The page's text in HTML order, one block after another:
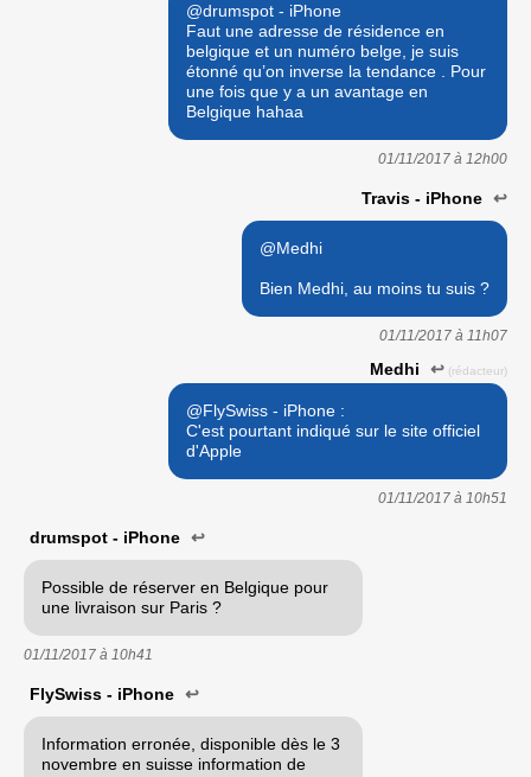
@drumspot - iPhone
Faut une adresse de résidence en
belgique et un numéro belge, je suis
étonné qu’on inverse la tendance . Pour
une fois que y a un avantage en
Belgique hahaa
01/11/2017 à 12h00
Travis - iPhone ↩
@Medhi
Bien Medhi, au moins tu suis ?
01/11/2017 à 11h07
Medhi ↩ (rédacteur)
@FlySwiss - iPhone :
C'est pourtant indiqué sur le site officiel
d'Apple
01/11/2017 à 10h51
drumspot - iPhone ↩
Possible de réserver en Belgique pour
une livraison sur Paris ?
01/11/2017 à 10h41
FlySwiss - iPhone ↩
Information erronée, disponible dès le 3
novembre en suisse information de